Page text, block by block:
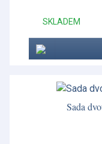
SKLADEM
Sada